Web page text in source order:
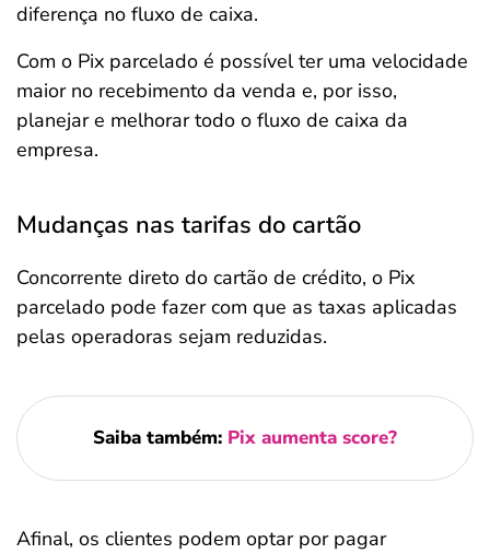
diferença no fluxo de caixa.
Com o Pix parcelado é possível ter uma velocidade
maior no recebimento da venda e, por isso,
planejar e melhorar todo o fluxo de caixa da
empresa.
Mudanças nas tarifas do cartão
Concorrente direto do cartão de crédito, o Pix
parcelado pode fazer com que as taxas aplicadas
pelas operadoras sejam reduzidas.
Saiba também: Pix aumenta score?
Afinal, os clientes podem optar por pagar